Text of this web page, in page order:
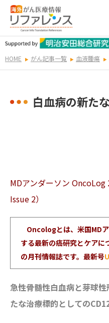
HOME がん記事一覧 血液腫瘍
白血病の新た
MDアンダーソン OncoLog
Issue 2）
Oncologとは、米国MD
する最新の癌研究とケアに
の月刊情報誌です。最新号
急性骨髄性白血病と芽球
たな治療標的としての